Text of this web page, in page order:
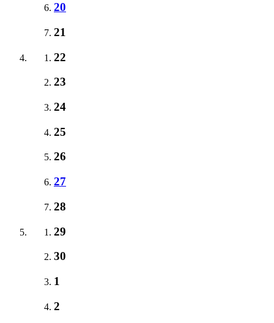
20
21
22
23
24
25
26
27
28
29
30
1
2